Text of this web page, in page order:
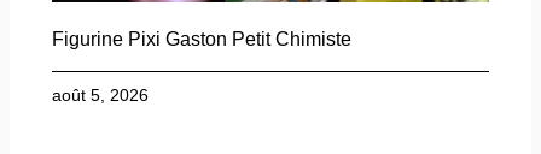
Figurine Pixi Gaston Petit Chimiste
août 5, 2026